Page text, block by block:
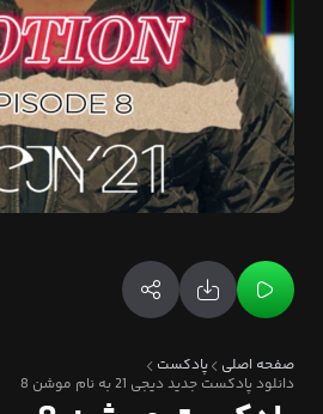
صفحه اصلی
پادکست
دانلود پادکست جدید دیجی 21 به نام موشن 8